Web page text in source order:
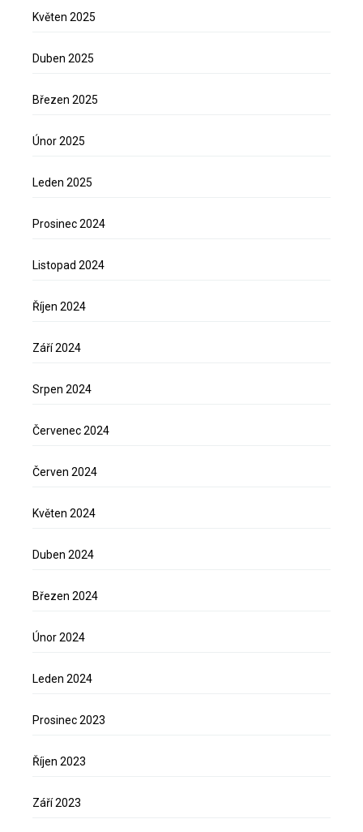
Květen 2025
Duben 2025
Březen 2025
Únor 2025
Leden 2025
Prosinec 2024
Listopad 2024
Říjen 2024
Září 2024
Srpen 2024
Červenec 2024
Červen 2024
Květen 2024
Duben 2024
Březen 2024
Únor 2024
Leden 2024
Prosinec 2023
Říjen 2023
Září 2023